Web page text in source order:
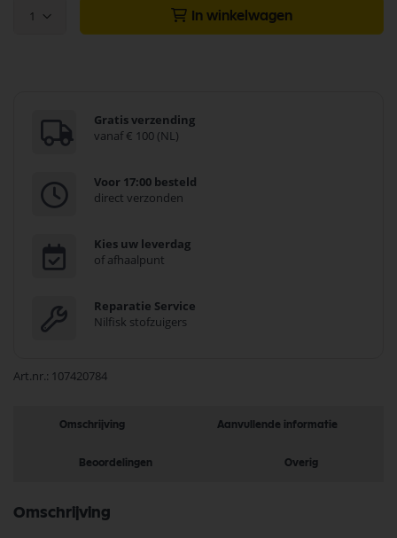
1 In winkelwagen
Gratis verzending
vanaf € 100 (NL)
Voor 17:00 besteld
direct verzonden
Kies uw leverdag
of afhaalpunt
Reparatie Service
Nilfisk stofzuigers
Art.nr. 107420784
Omschrijving Aanvullende informatie
Beoordelingen Overig
Omschrijving